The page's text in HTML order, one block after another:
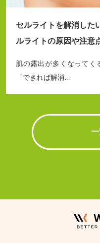
セルライトを解消した
ルライトの原因や注意
肌の露出が多くなってく
「できれば解消…